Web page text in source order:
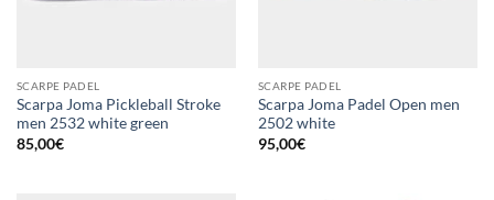
SCARPE PADEL
Scarpa Joma Pickleball Stroke
men 2532 white green
85,00€
SCARPE PADEL
Scarpa Joma Padel Open men
2502 white
95,00€